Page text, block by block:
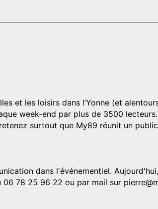
et les loisirs dans l’Yonne (et
week-end par plus de 3500 lecteurs.
surtout que My89 réunit un
dans l'événementiel.
78 25 96 22 ou par mail sur